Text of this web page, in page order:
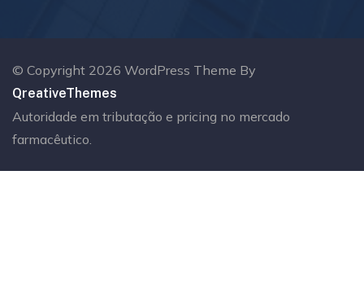
© Copyright 2026 WordPress Theme By
QreativeThemes
Autoridade em tributação e pricing no mercado
farmacêutico.